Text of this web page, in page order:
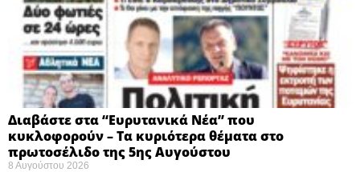
Διαβάστε στα “Ευρυτανικά Νέα” που
κυκλοφορούν – Τα κυριότερα θέματα στο
πρωτοσέλιδο της 5ης Αυγούστου
8 Αυγούστου 2026